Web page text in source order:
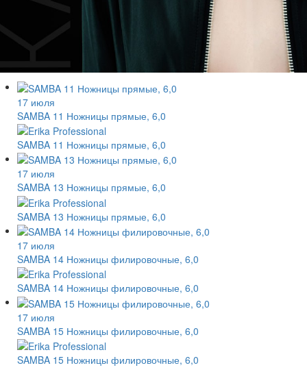
17 июля
SAMBA 11 Ножницы прямые, 6,0
SAMBA 11 Ножницы прямые, 6,0
17 июля
SAMBA 13 Ножницы прямые, 6,0
SAMBA 13 Ножницы прямые, 6,0
17 июля
SAMBA 14 Ножницы филировочные, 6,0
SAMBA 14 Ножницы филировочные, 6,0
17 июля
SAMBA 15 Ножницы филировочные, 6,0
SAMBA 15 Ножницы филировочные, 6,0